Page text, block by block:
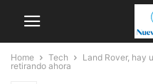
Home Tech
Land Rover, hay
retirando ahora